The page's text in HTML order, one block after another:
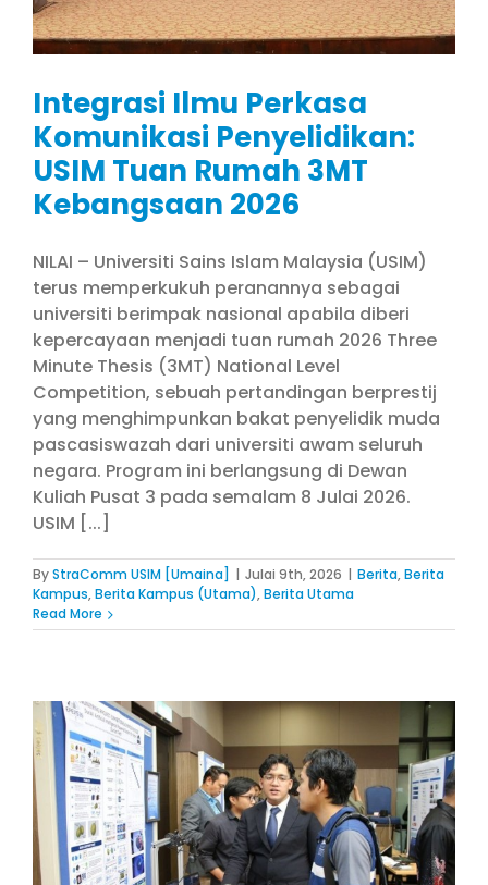
Integrasi Ilmu Perkasa
Komunikasi Penyelidikan:
USIM Tuan Rumah 3MT
Kebangsaan 2026
NILAI – Universiti Sains Islam Malaysia (USIM)
terus memperkukuh peranannya sebagai
universiti berimpak nasional apabila diberi
kepercayaan menjadi tuan rumah 2026 Three
Minute Thesis (3MT) National Level
Competition, sebuah pertandingan berprestij
yang menghimpunkan bakat penyelidik muda
pascasiswazah dari universiti awam seluruh
negara. Program ini berlangsung di Dewan
Kuliah Pusat 3 pada semalam 8 Julai 2026.
USIM [...]
ByStraComm USIM [Umaina] | Julai 9th, 2026 | Berita,Berita
Kampus,Berita Kampus (Utama),Berita Utama
Read More